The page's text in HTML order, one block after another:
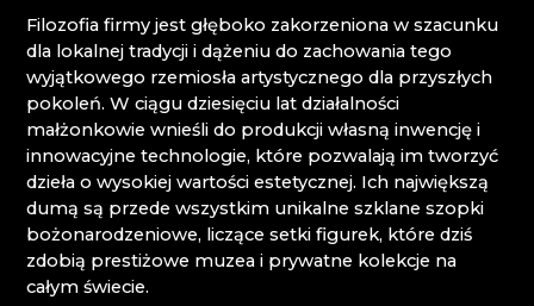
TRISHARDS
VAGNERGLASS
VLADIMIR KLEIN
VYDRY STUDIO
Karkonosze
EVA EDLER GLASS ART
HANA ŠEBKOVÁ
HUTA JULIA
HUTA SZKŁA I BROWAR NOVOSAD & SYN
Filozofia firmy jest głęboko zakorzeniona w szacunku
dla lokalnej tradycji i dążeniu do zachowania tego
wyjątkowego rzemiosła artystycznego dla przyszłych
pokoleń. W ciągu dziesięciu lat działalności
małżonkowie wnieśli do produkcji własną inwencję i
innowacyjne technologie, które pozwalają im tworzyć
dzieła o wysokiej wartości estetycznej. Ich największą
dumą są przede wszystkim unikalne szklane szopki
bożonarodzeniowe, liczące setki figurek, które dziś
zdobią prestiżowe muzea i prywatne kolekcje na
całym świecie.